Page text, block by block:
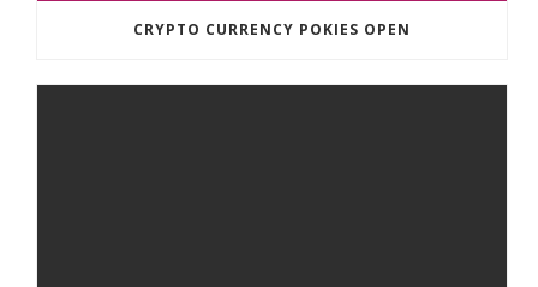
CRYPTO CURRENCY POKIES OPEN